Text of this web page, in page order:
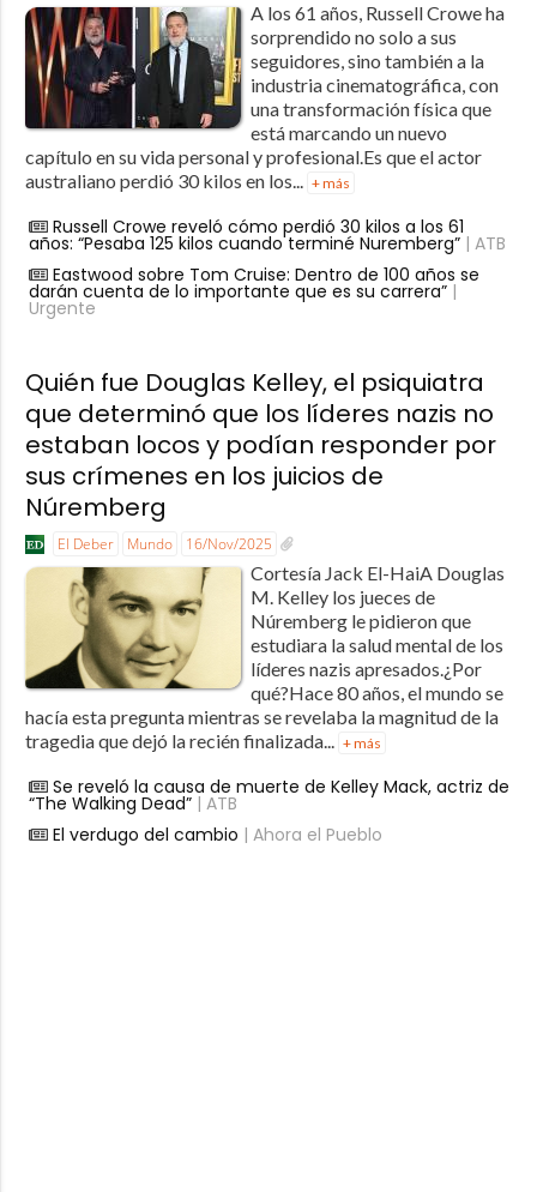
A los 61 años, Russell Crowe ha
sorprendido no solo a sus
seguidores, sino también a la
industria cinematográfica, con
una transformación física que
está marcando un nuevo
capítulo en su vida personal y profesional.Es que el actor
australiano perdió 30 kilos en los... + más
Russell Crowe reveló cómo perdió 30 kilos a los 61
años: “Pesaba 125 kilos cuando terminé Nuremberg”| ATB
Eastwood sobre Tom Cruise: Dentro de 100 años se
darán cuenta de lo importante que es su carrera”|
Urgente
Quién fue Douglas Kelley, el psiquiatra
que determinó que los líderes nazis no
estaban locos y podían responder por
sus crímenes en los juicios de
Núremberg
El Deber Mundo 16/Nov/2025
Cortesía Jack El-HaiA Douglas
M. Kelley los jueces de
Núremberg le pidieron que
estudiara la salud mental de los
líderes nazis apresados.¿Por
qué?Hace 80 años, el mundo se
hacía esta pregunta mientras se revelaba la magnitud de la
tragedia que dejó la recién finalizada... + más
Se reveló la causa de muerte de Kelley Mack, actriz de
“The Walking Dead”| ATB
El verdugo del cambio | Ahora el Pueblo